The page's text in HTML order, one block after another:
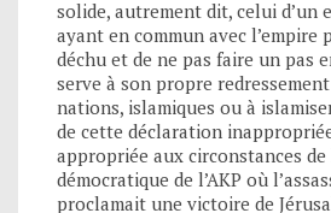
solide, autrement dit, celui d’un
ayant en commun avec l’empire
déchu et de ne pas faire un pas
serve à son propre
nations, islamiques ou à
de cette déclaration
appropriée aux circonstances
démocratique de l’AKP où
proclamait une victoire de